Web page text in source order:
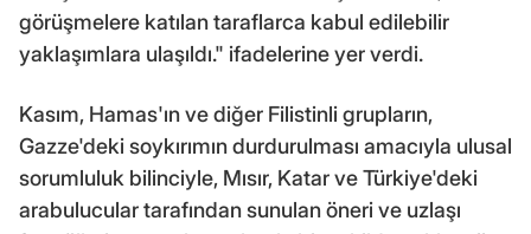
görüşmelere katılan taraflarca kabul edilebilir
yaklaşımlara ulaşıldı." ifadelerine yer verdi.
Kasım, Hamas'ın ve diğer Filistinli grupların,
Gazze'deki soykırımın durdurulması amacıyla ulusal
sorumluluk bilinciyle, Mısır, Katar ve Türkiye'deki
arabulucular tarafından sunulan öneri ve uzlaşı